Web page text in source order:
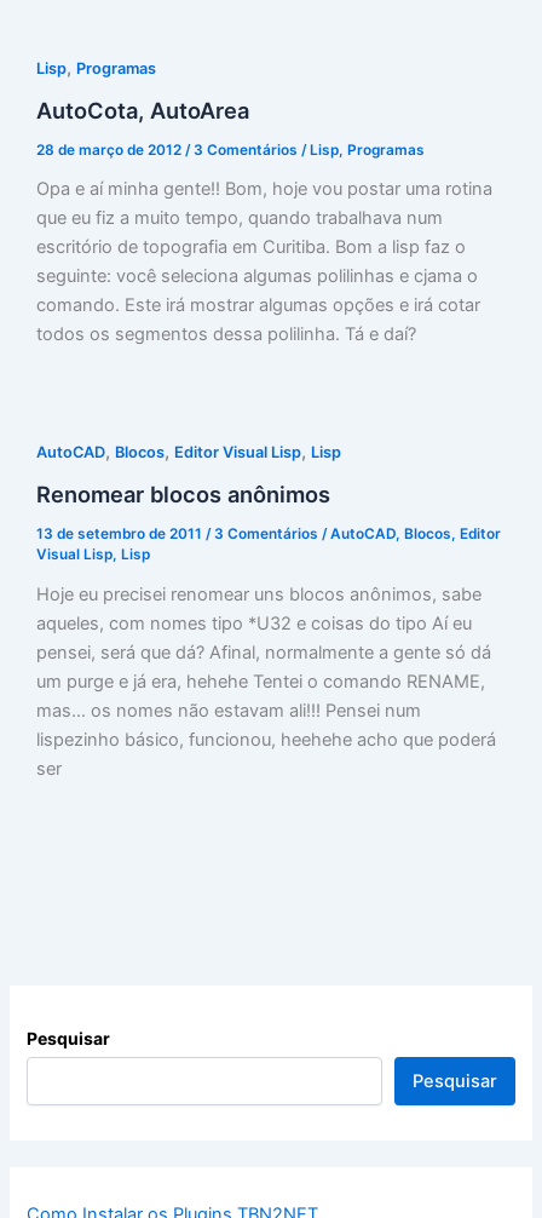
Lisp, Programas
AutoCota, AutoArea
28 de março de 2012 / 3 Comentários /Lisp, Programas
Opa e aí minha gente!! Bom, hoje vou postar uma rotina
que eu fiz a muito tempo, quando trabalhava num
escritório de topografia em Curitiba. Bom a lisp faz o
seguinte: você seleciona algumas polilinhas e cjama o
comando. Este irá mostrar algumas opções e irá cotar
todos os segmentos dessa polilinha. Tá e daí?
AutoCAD, Blocos, Editor Visual Lisp, Lisp
Renomear blocos anônimos
13 de setembro de 2011 / 3 Comentários /AutoCAD, Blocos, Editor
Visual Lisp, Lisp
Hoje eu precisei renomear uns blocos anônimos, sabe
aqueles, com nomes tipo *U32 e coisas do tipo Aí eu
pensei, será que dá? Afinal, normalmente a gente só dá
um purge e já era, hehehe Tentei o comando RENAME,
mas… os nomes não estavam ali!!! Pensei num
lispezinho básico, funcionou, heehehe acho que poderá
ser
Pesquisar
Pesquisar